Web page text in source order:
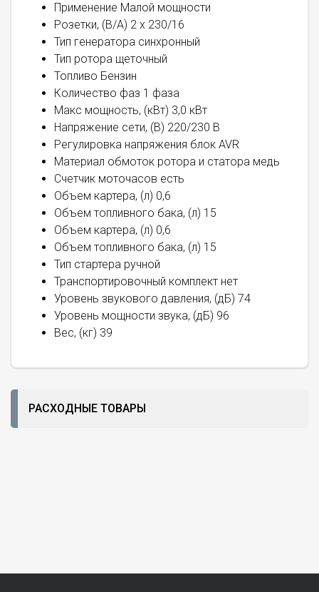
Применение Малой мощности
Розетки, (В/А) 2 х 230/16
Тип генератора синхронный
Тип ротора щеточный
Топливо Бензин
Количество фаз 1 фаза
Макс мощность, (кВт) 3,0 кВт
Напряжение сети, (В) 220/230 В
Регулировка напряжения блок AVR
Материал обмоток ротора и статора медь
Счетчик моточасов есть
Объем картера, (л) 0,6
Объем топливного бака, (л) 15
Объем картера, (л) 0,6
Объем топливного бака, (л) 15
Тип стартера ручной
Транспортировочный комплект нет
Уровень звукового давления, (дБ) 74
Уровень мощности звука, (дБ) 96
Вес, (кг) 39
РАСХОДНЫЕ ТОВАРЫ